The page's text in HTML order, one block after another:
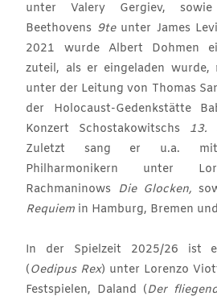
unter Valery Gergiev,
Beethovens 9teunter James
2021 wurde Albert Dohmen
zuteil, als er eingeladen wurde,
unter der Leitung von Thomas
der Holocaust-Gedenkstätte
Konzert Schostakowitschs 13.
Zuletzt sang er u.a.
Philharmonikern unter
Rachmaninows Die Glocken,
Requiem in Hamburg, Bremen
In der Spielzeit 2025/26 ist
(Oedipus Rex) unter Lorenzo
Festspielen, Daland (Der